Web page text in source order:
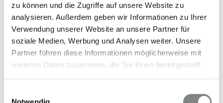
zu können und die Zugriffe auf unsere Website zu
analysieren. Außerdem geben wir Informationen zu Ihrer
Verwendung unserer Website an unsere Partner für
soziale Medien, Werbung und Analysen weiter. Unsere
Partner führen diese Informationen möglicherweise mit
weiteren Daten zusammen, die Sie ihnen bereitgestellt
Cookies, wenn Sie unsere Webseite weiterhin nutzen.
VERMIETET
Heidelberg
Barrierefreie und luxuriöse Maisonett-Wohnung